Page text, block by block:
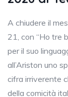
A chiudere il
21, con “Ho tre
per il suo
all’Ariston uno
cifra irriverente
della comicità